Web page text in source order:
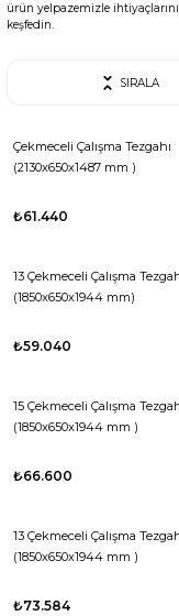
ürün yelpazemizle
keşfedin.
SIRALA
Çekmeceli Çalışma Tezgahı
(2130x650x1487 mm )
₺61.440
13 Çekmeceli Çalışma
(1850x650x1944 mm)
₺59.040
15 Çekmeceli Çalışma
(1850x650x1944 mm )
₺66.600
13 Çekmeceli Çalışma
(1850x650x1944 mm )
₺73.584